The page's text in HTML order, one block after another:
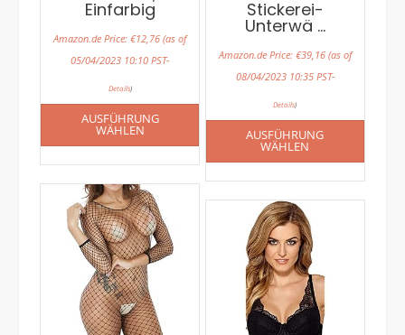
Einfarbig
Amazon.de Price:€12,76 (as of
05/04/2023 10:10 PST-
Details)
AUSFÜHRUNG
WÄHLEN
Stickerei-
Unterwä …
Amazon.de Price: €39,16(as of
08/04/2023 10:35 PST-
Details)
AUSFÜHRUNG
WÄHLEN